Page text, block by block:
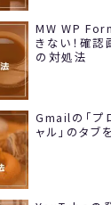
MW WP
きない！確
の対処法
Gmailの「プ
ャル」のタブ